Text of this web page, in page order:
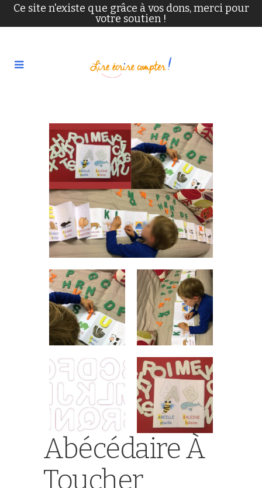
Ce site n'existe que grâce à vos dons, merci pour
votre soutien !
Abécédaire À
Toucher